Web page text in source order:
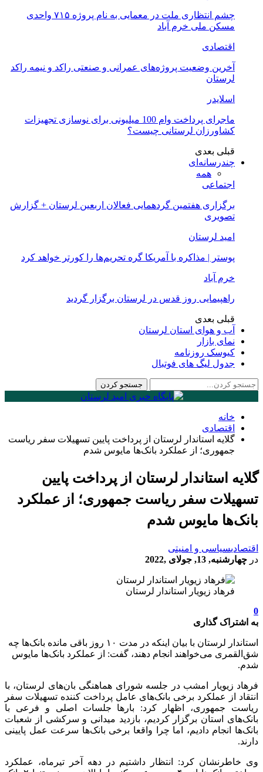
چشم انتظاری ملت در معمایی به نام پروژه ۷۱۵ واحدی
مسکن ملی خرم آباد
اقتصادی
آخرین وضعیت پروژه‌های عمرانی و صنعتی راکد و نیمه راکد
لرستان
اسلایدر
ماجرای پرداخت وام 100 میلیونی برای نوسازی تجهیزات
کشاورزان لرستانی چیست؟
قبلی بعدی
چندرسانه‌ای
همه
اجتماعی
برگزاری هفتمین گردهمایی فعالان اربعین لرستان + گزارش
تصویری
امید لرستان
پوستر | مذاکره با آمریکا گره تحریم‌ها را کورتر خواهد کرد
خرم آباد
راهپیمایی روز قدس در لرستان برگزار گردید
قبلی بعدی
آب و هوای استان لرستان
نمای بازار
کیوسک روزنامه
جدول لیگ های فوتبال
خانه
اقتصادی
گلایه استاندار لرستان از پرداخت پایین تسهیلات سفر ریاست
جمهوری؛ از عملکرد بانک‌ها مایوس شدم
گلایه استاندار لرستان از پرداخت پایین
تسهیلات سفر ریاست جمهوری؛ از عملکرد
بانک‌ها مایوس شدم
اقتصادیسیاسی و امنیتی
در چهارشنبه, 13, جولای ,2022
فرهاد زیویار استاندار لرستان
0
به اشتراک گذاری
استاندار لرستان با بیان اینکه در مدت ۱۰ روز باقی مانده بانک‌ها چه
شق‌القمری می‌خواهند انجام دهند، گفت: از عملکرد بانک‌ها مایوس
شدم.
فرهاد زیویار امشب در جلسه شورای هماهنگی بان‌های لرستان، با
انتقاد از عملکرد برخی بانک‌های عامل پرداخت کننده تسهیلات سفر
ریاست جمهوری، اظهار کرد: بارها جلسات اصلی و فرعی با
بانک‌های استان برگزار کردیم، بازدید میدانی و سرکشی از شعبات
بانک‌ها انجام دادیم، اما چرا واقعا برخی بانک‌ها سرعت عمل پایینی
دارند.
وی خاطرنشان کرد: انتظار داشتیم در دهه آخر تیرماه، عملکرد